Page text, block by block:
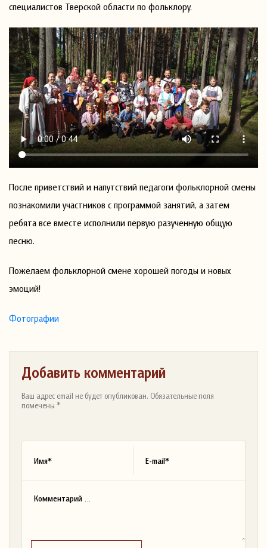
специалистов Тверской области по фольклору.
После приветствий и напутствий педагоги фольклорной смены
познакомили участников с программой занятий, а затем
ребята все вместе исполнили первую разученную общую
песню.
Пожелаем фольклорной смене хорошей погоды и новых
эмоций!
Фотографии
Добавить комментарий
Ваш адрес email не будет опубликован. Обязательные поля
помечены *